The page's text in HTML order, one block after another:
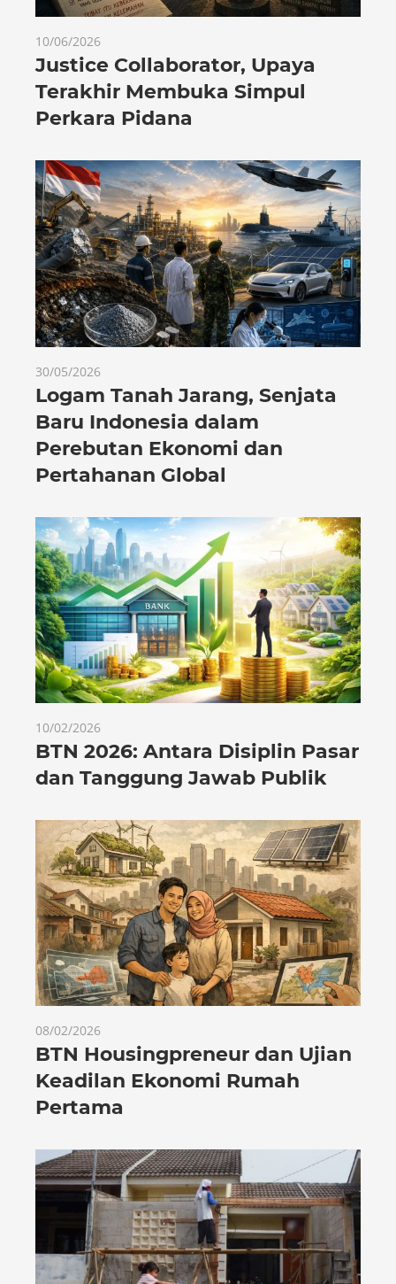
10/06/2026
Justice Collaborator, Upaya
Terakhir Membuka Simpul
Perkara Pidana
30/05/2026
Logam Tanah Jarang, Senjata
Baru Indonesia dalam
Perebutan Ekonomi dan
Pertahanan Global
10/02/2026
BTN 2026: Antara Disiplin Pasar
dan Tanggung Jawab Publik
08/02/2026
BTN Housingpreneur dan Ujian
Keadilan Ekonomi Rumah
Pertama